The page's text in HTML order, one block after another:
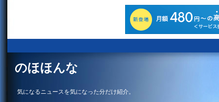
のほほんな
気になるニュースを気になった分だけ紹介。